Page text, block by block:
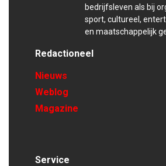
bedrijfsleven als bij
sport, cultureel,
en maatschappelijk
Redactioneel
Nieuws
Weblog
Magazine
Service